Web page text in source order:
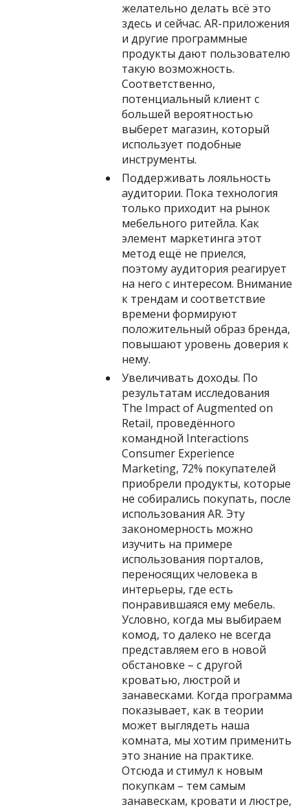
желательно делать всё это
здесь и сейчас. AR-приложения
и другие программные
продукты дают пользователю
такую возможность.
Соответственно,
потенциальный клиент с
большей вероятностью
выберет магазин, который
использует подобные
инструменты.
Поддерживать лояльность
аудитории. Пока технология
только приходит на рынок
мебельного ритейла. Как
элемент маркетинга этот
метод ещё не приелся,
поэтому аудитория реагирует
на него с интересом. Внимание
к трендам и соответствие
времени формируют
положительный образ бренда,
повышают уровень доверия к
нему.
Увеличивать доходы. По
результатам исследования
The Impact of Augmented on
Retail, проведённого
командной Interactions
Consumer Experience
Marketing, 72% покупателей
приобрели продукты, которые
не собирались покупать, после
использования AR. Эту
закономерность можно
изучить на примере
использования порталов,
переносящих человека в
интерьеры, где есть
понравившаяся ему мебель.
Условно, когда мы выбираем
комод, то далеко не всегда
представляем его в новой
обстановке – с другой
кроватью, люстрой и
занавесками. Когда программа
показывает, как в теории
может выглядеть наша
комната, мы хотим применить
это знание на практике.
Отсюда и стимул к новым
покупкам – тем самым
занавескам, кровати и люстре,